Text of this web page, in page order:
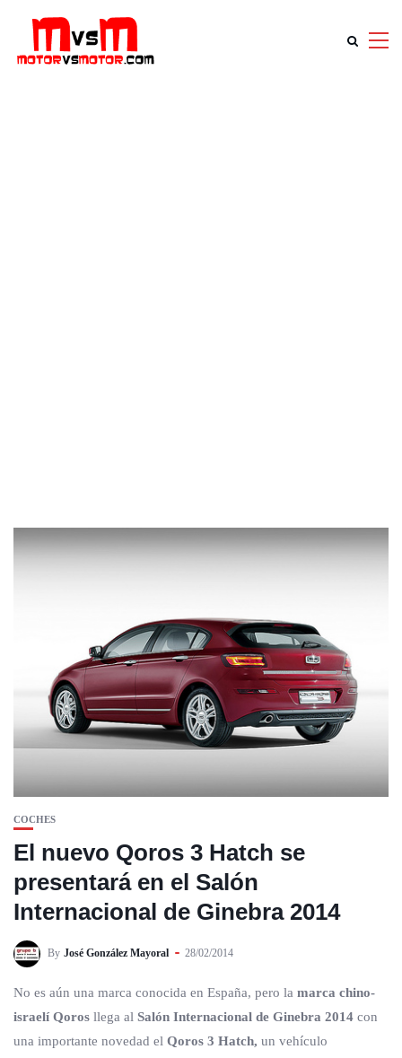
COCHES
El nuevo Qoros 3 Hatch se
presentará en el Salón
Internacional de Ginebra 2014
By José González Mayoral 28/02/2014
No es aún una marca conocida en España, pero la marca chino-
israelí Qoros llega al Salón Internacional de Ginebra 2014 con
una importante novedad el Qoros 3 Hatch, un vehículo